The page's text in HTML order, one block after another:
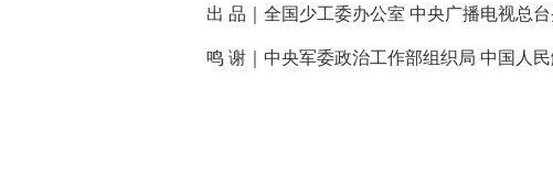
出 品｜全国少工委办公室 中央广播电视总台
鸣 谢｜中央军委政治工作部组织局 中国人